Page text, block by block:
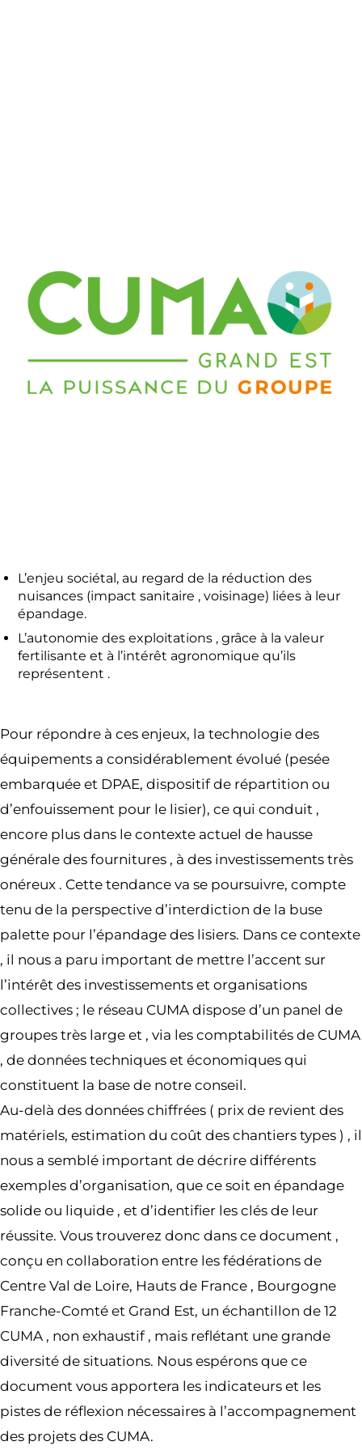
L’enjeu sociétal, au regard de la réduction des
nuisances (impact sanitaire , voisinage) liées à leur
épandage.
L’autonomie des exploitations , grâce à la valeur
fertilisante et à l’intérêt agronomique qu’ils
représentent .
Pour répondre à ces enjeux, la technologie des
équipements a considérablement évolué (pesée
embarquée et DPAE, dispositif de répartition ou
d’enfouissement pour le lisier), ce qui conduit ,
encore plus dans le contexte actuel de hausse
générale des fournitures , à des investissements très
onéreux . Cette tendance va se poursuivre, compte
tenu de la perspective d’interdiction de la buse
palette pour l’épandage des lisiers. Dans ce contexte
, il nous a paru important de mettre l’accent sur
l’intérêt des investissements et organisations
collectives ; le réseau CUMA dispose d’un panel de
groupes très large et , via les comptabilités de CUMA
, de données techniques et économiques qui
constituent la base de notre conseil.
Au-delà des données chiffrées ( prix de revient des
matériels, estimation du coût des chantiers types ) , il
nous a semblé important de décrire différents
exemples d’organisation, que ce soit en épandage
solide ou liquide , et d’identifier les clés de leur
réussite. Vous trouverez donc dans ce document ,
conçu en collaboration entre les fédérations de
Centre Val de Loire, Hauts de France , Bourgogne
Franche-Comté et Grand Est, un échantillon de 12
CUMA , non exhaustif , mais reflétant une grande
diversité de situations. Nous espérons que ce
document vous apportera les indicateurs et les
pistes de réflexion nécessaires à l’accompagnement
des projets des CUMA.